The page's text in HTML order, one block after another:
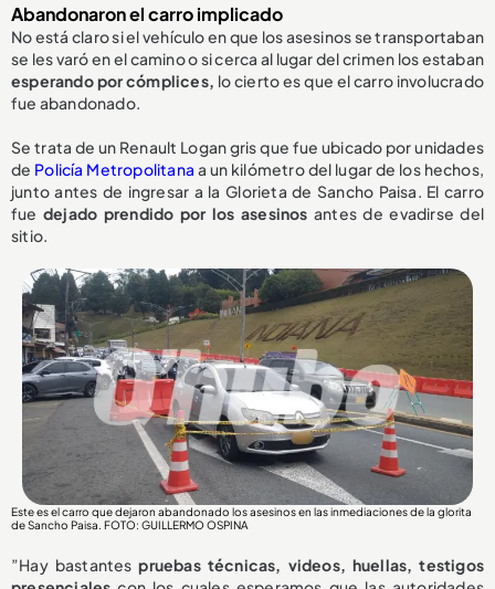
Abandonaron el carro implicado
No está claro si el vehículo en que los asesinos se transportaban
se les varó en el camino o si cerca al lugar del crimen los estaban
esperando por cómplices, lo cierto es que el carro involucrado
fue abandonado.
Se trata de un Renault Logan gris que fue ubicado por unidades
de Policía Metropolitana a un kilómetro del lugar de los hechos,
junto antes de ingresar a la Glorieta de Sancho Paisa. El carro
fuedejado prendido por los asesinos antes de evadirse del
sitio.
Este es el carro que dejaron abandonado los asesinos en las inmediaciones de la glorita
de Sancho Paisa. FOTO: GUILLERMO OSPINA
”Hay bastantespruebas técnicas, videos, huellas, testigos